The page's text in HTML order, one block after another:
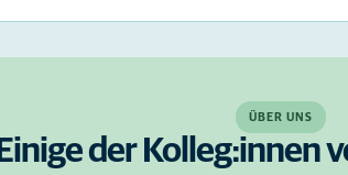
ÜBER UNS
Einige der Kolleg:innen